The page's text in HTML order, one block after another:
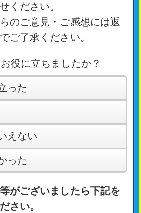
ください。
のご意見・ご感想には返
ご了承ください。
役に立ちましたか？
った
えない
った
がございましたら下記を
さい。